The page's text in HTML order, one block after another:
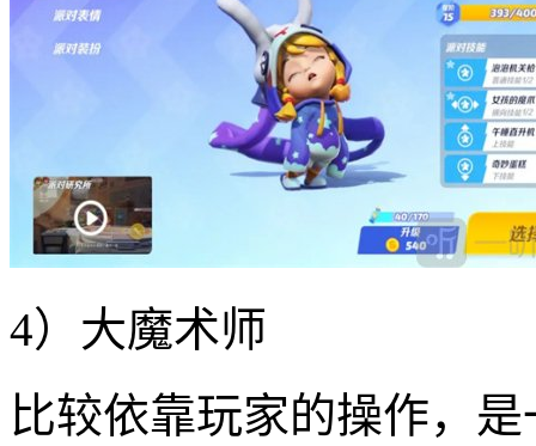
4）大魔术师
比较依靠玩家的操作，